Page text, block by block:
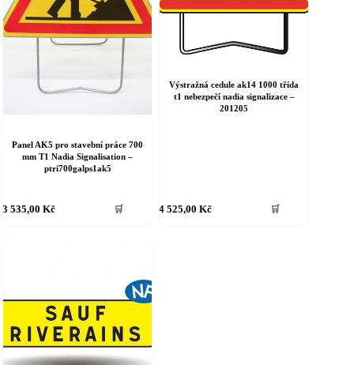
Panel AK5 pro stavební práce 700
mm T1 Nadia Signalisation –
ptri700galps1ak5
3 535,00 Kč 🛒
Výstražná cedule ak14 1000 třída
t1 nebezpečí nadia signalizace –
201205
4 525,00 Kč 🛒